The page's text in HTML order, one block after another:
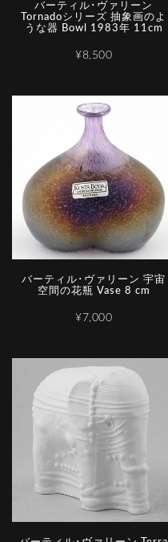
バーティル･ヴァリーン
Tornadoシリーズ 抽象画のよ
うな器 Bowl 1983年 11cm
¥8,500
バーティル･ヴァリーン 宇宙
空間の花瓶 Vase 8 cm
¥7,000